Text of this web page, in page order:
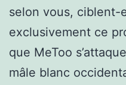
selon vous, ciblent-
exclusivement ce
que MeToo
mâle blanc